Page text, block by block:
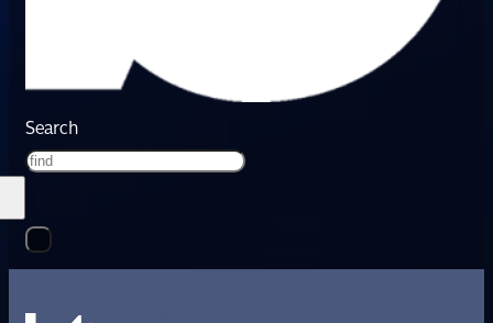
Search